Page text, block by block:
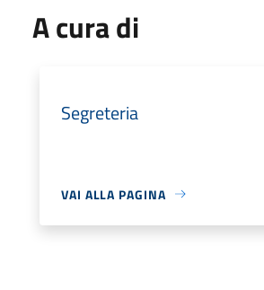
A cura di
Segreteria
VAI ALLA PAGINA